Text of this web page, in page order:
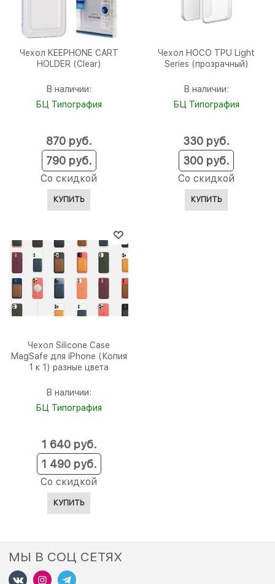
Чехол KEEPHONE CART
HOLDER (Clear)
В наличии:
БЦ Типография
790 руб.
Со скидкой
870 руб.
КУПИТЬ
Чехол HOCO TPU Light
Series (прозрачный)
В наличии:
БЦ Типография
300 руб.
Со скидкой
330 руб.
КУПИТЬ
Чехол Silicone Case
MagSafe для iPhone (Копия
1 к 1) разные цвета
В наличии:
БЦ Типография
1 490 руб.
Со скидкой
1 640 руб.
КУПИТЬ
МЫ В СОЦ СЕТЯХ